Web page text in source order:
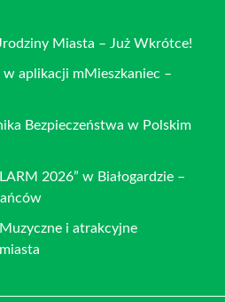
Miasta – Już Wkrótce!
aplikacji mMieszkaniec –
Bezpieczeństwa w Polskim
2026” w Białogardzie –
i atrakcyjne